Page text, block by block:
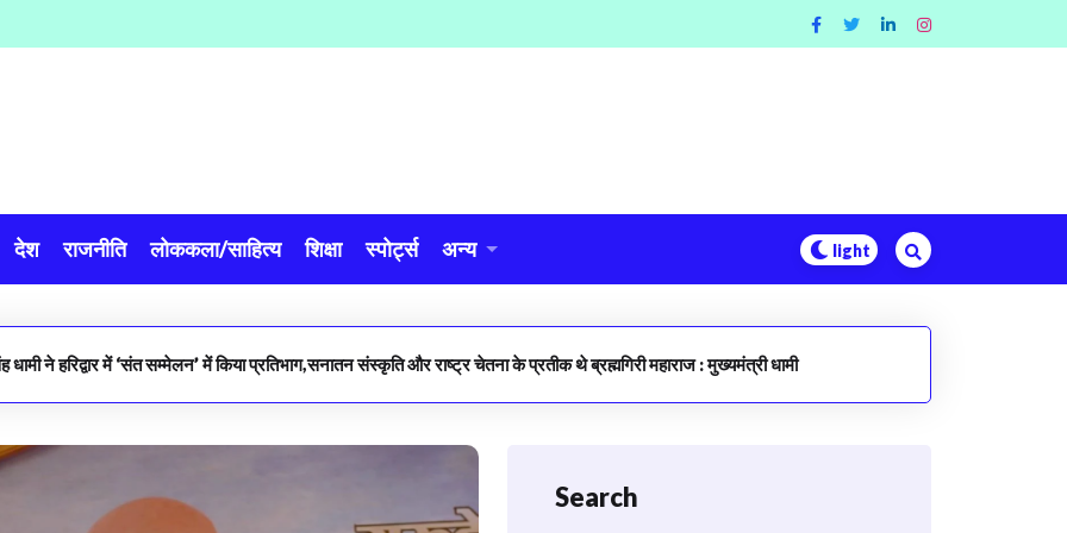
देश राजनीति लोककला/साहित्य शिक्षा स्पोर्ट्स अन्य
धामी ने हरिद्वार में ‘संत सम्मेलन’ में किया प्रतिभाग,सनातन संस्कृति और राष्ट्र चेतना के प्रतीक थे ब्रह्मगिरी महाराज : मुख्यमंत्री धामी
Search